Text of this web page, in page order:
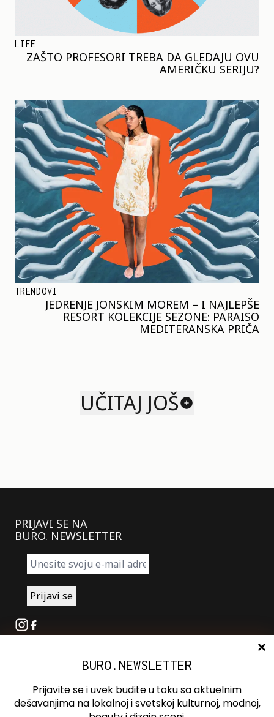
LIFE
ZAŠTO PROFESORI TREBA DA GLEDAJU OVU
AMERIČKU SERIJU?
TRENDOVI
JEDRENJE JONSKIM MOREM – I NAJLEPŠE
RESORT KOLEKCIJE SEZONE: PARAISO
MEDITERANSKA PRIČA
UČITAJ JOŠ
PRIJAVI SE NA
BURO. NEWSLETTER
Instagram
Facebook
Oglašavanje
Kontakt
BURO.NEWSLETTER
Prijavite se i uvek budite u toku sa aktuelnim
dešavanjima na lokalnoj i svetskoj kulturnoj, modnoj,